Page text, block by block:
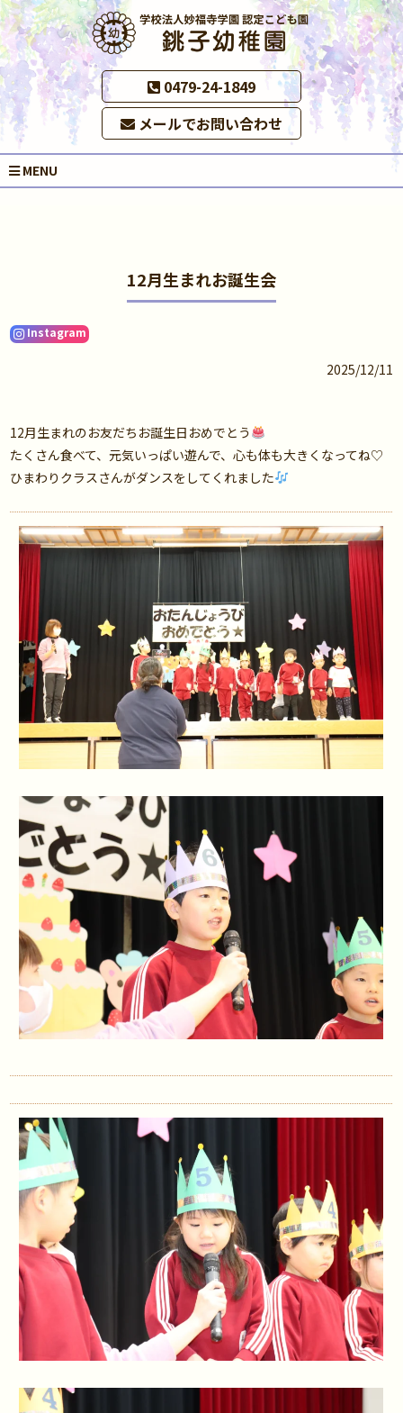
0479-24-1849
メールでお問い合わせ
MENU
12月生まれお誕生会
Instagram
2025/12/11
12月生まれのお友だちお誕生日おめでとう
たくさん食べて、元気いっぱい遊んで、心も体も大きくなってね♡
ひまわりクラスさんがダンスをしてくれました